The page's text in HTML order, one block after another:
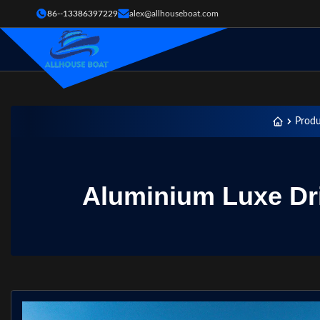
86--13386397229 alex@allhouseboat.com
Aluminium Luxe